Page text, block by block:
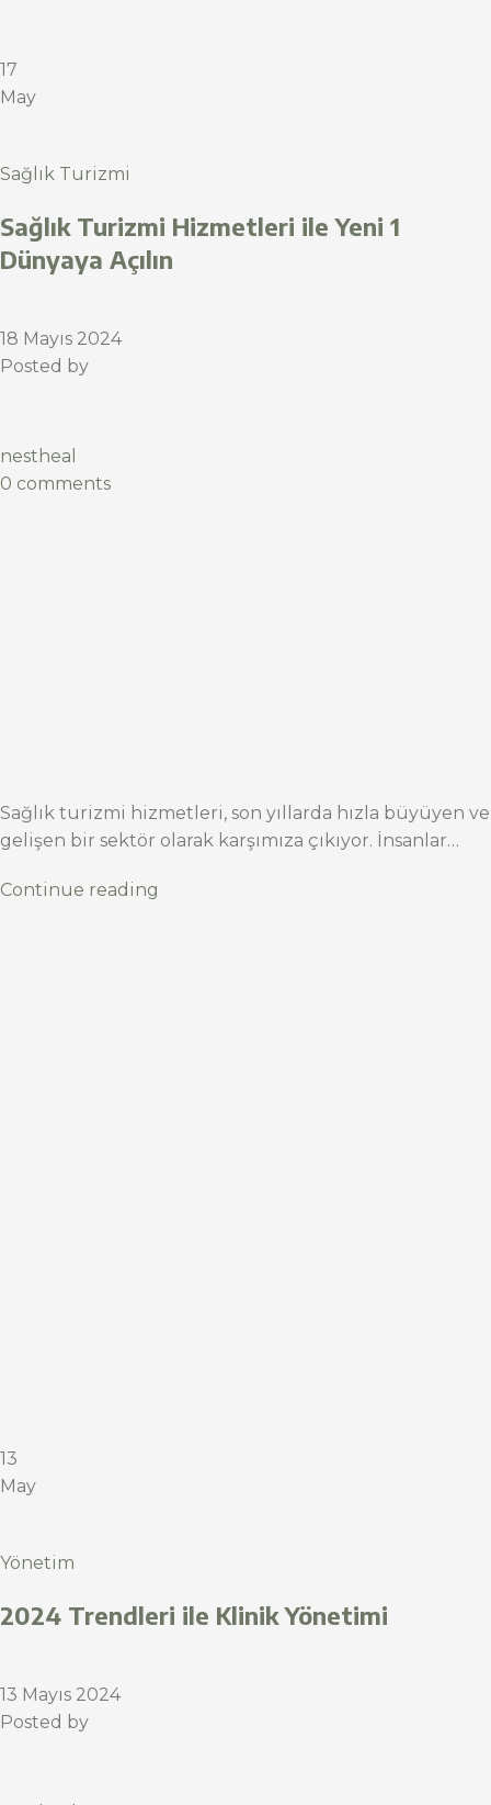
17
May
Sağlık Turizmi
Sağlık Turizmi Hizmetleri ile Yeni 1
Dünyaya Açılın
18 Mayıs 2024
Posted by
nestheal
0 comments
Sağlık turizmi hizmetleri, son yıllarda hızla büyüyen ve
gelişen bir sektör olarak karşımıza çıkıyor. İnsanlar…
Continue reading
13
May
Yönetim
2024 Trendleri ile Klinik Yönetimi
13 Mayıs 2024
Posted by